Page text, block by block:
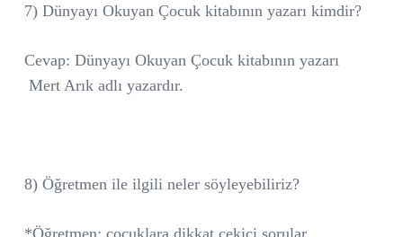
7) Dünyayı Okuyan Çocuk kitabının yazarı kimdir?
Cevap: Dünyayı Okuyan Çocuk kitabının yazarı
Mert Arık adlı yazardır.
8) Öğretmen ile ilgili neler söyleyebiliriz?
*Öğretmen; çocuklara dikkat çekici sorular